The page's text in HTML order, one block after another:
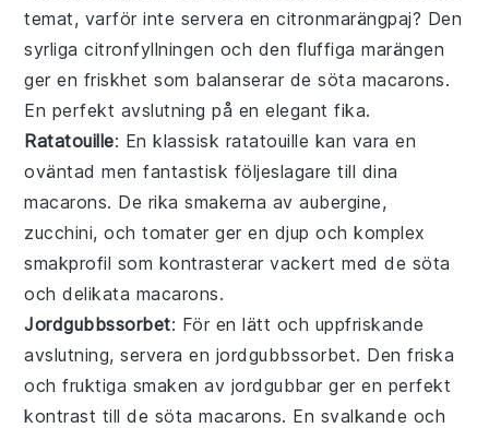
temat, varför inte servera encitronmarängpaj? Den
syrligacitronfyllningen och den fluffigamarängen
ger en friskhet som balanserar de söta macarons.
En perfekt avslutning på en elegant fika.
Ratatouille: En klassisk ratatouille kan vara en
oväntad men fantastisk följeslagare till dina
macarons. De rika smakerna avaubergine,
zucchini, ochtomater ger en djup och komplex
smakprofil som kontrasterar vackert med de söta
och delikata macarons.
Jordgubbssorbet: För en lätt och uppfriskande
avslutning, servera en jordgubbssorbet. Den friska
och fruktiga smaken av jordgubbar ger en perfekt
kontrast till de sötamacarons. En svalkande och